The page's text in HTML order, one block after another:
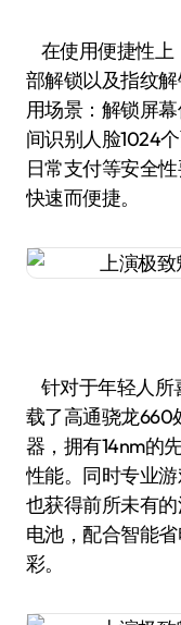
在使用便捷性上
部解锁以及指纹
用场景：解锁屏
间识别人脸1024
日常支付等安全
快速而便捷。
针对于年轻人所
载了高通骁龙660
器，拥有14nm的
性能。同时专业
也获得前所未有
电池，配合智能
彩。